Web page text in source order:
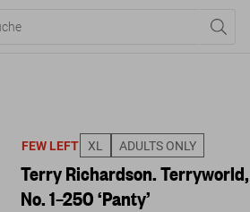
FEW LEFT XL ADULTS ONLY
Terry Richardson.
No. 1–250 ‘Panty’